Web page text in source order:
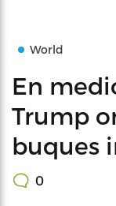
World
En
Trump
buques
0